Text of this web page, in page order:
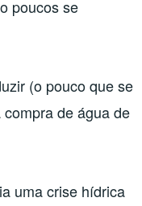
poucos se
(o pouco que se
de água de
uma crise hídrica